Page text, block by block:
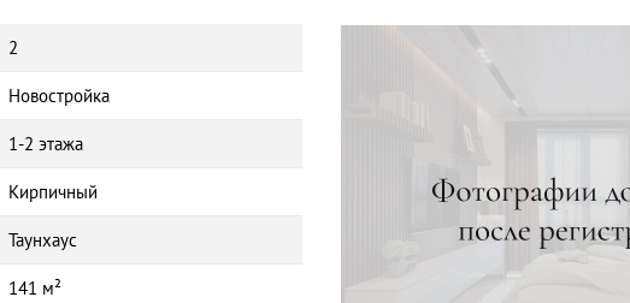
2
Новостройка
1-2 этажа
Кирпичный
Таунхаус
141 м²